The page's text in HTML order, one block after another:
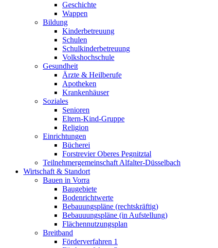
Geschichte
Wappen
Bildung
Kinderbetreuung
Schulen
Schulkinderbetreuung
Volkshochschule
Gesundheit
Ärzte & Heilberufe
Apotheken
Krankenhäuser
Soziales
Senioren
Eltern-Kind-Gruppe
Religion
Einrichtungen
Bücherei
Forstrevier Oberes Pegnitztal
Teilnehmergemeinschaft Alfalter-Düsselbach
Wirtschaft & Standort
Bauen in Vorra
Baugebiete
Bodenrichtwerte
Bebauungspläne (rechtskräftig)
Bebauuungspläne (in Aufstellung)
Flächennutzungsplan
Breitband
Förderverfahren 1